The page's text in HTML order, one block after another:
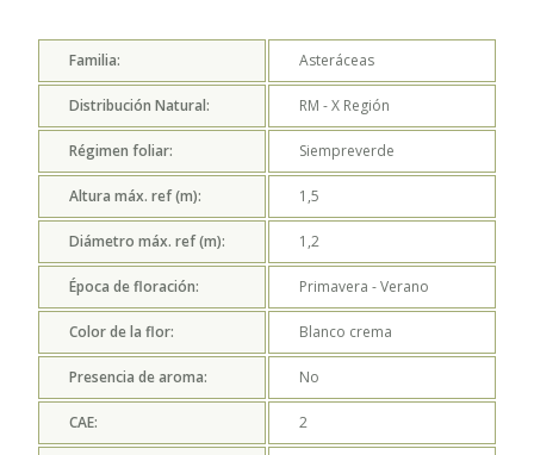
Familia: Asteráceas
Distribución Natural: RM - X Región
Régimen foliar: Siempreverde
Altura máx. ref (m): 1,5
Diámetro máx. ref (m): 1,2
Época de floración: Primavera - Verano
Color de la flor: Blanco crema
Presencia de aroma: No
CAE: 2